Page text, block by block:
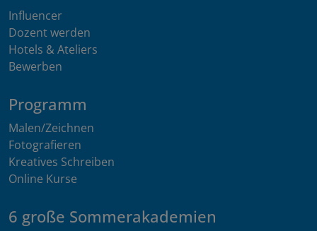
Influencer
Dozent werden
Hotels & Ateliers
Bewerben
Programm
Malen/Zeichnen
Fotografieren
Kreatives Schreiben
Online Kurse
6 große Sommerakademien